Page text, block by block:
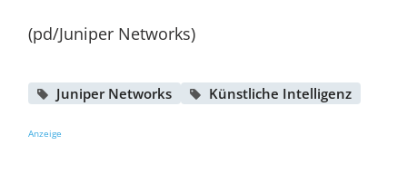
(pd/Juniper Networks)
Juniper Networks Künstliche Intelligenz
Anzeige